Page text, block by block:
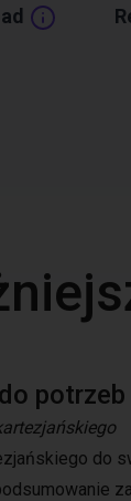
potrzeb
do